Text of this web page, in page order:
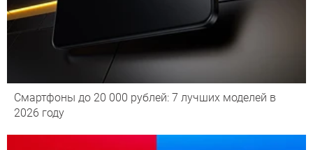
Смартфоны до 20 000 рублей: 7 лучших моделей в
2026 году